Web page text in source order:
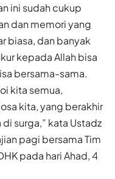
ini sudah cukup
dan memori yang
biasa, dan banyak
kepada Allah bisa
bersama-sama.
kita semua,
kita, yang berakhir
surga,” kata Ustadz
pagi bersama Tim
pada hari Ahad, 4